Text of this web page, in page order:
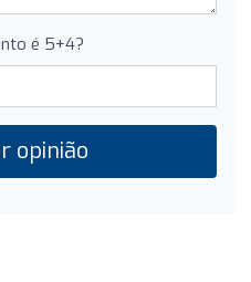
é 5+4?
opinião